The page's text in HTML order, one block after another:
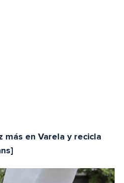
más en Varela y recicla